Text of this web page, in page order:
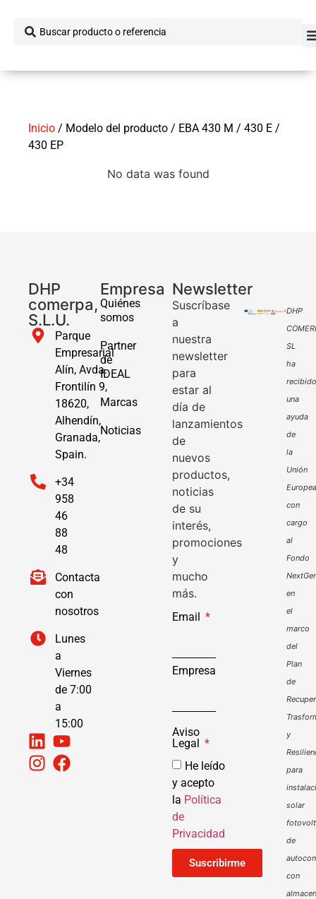
Inicio / Modelo del producto / EBA 430 M / 430 E /
430 EP
No data was found
DHP
comerpa,
S.L.U.
Parque
Empresarial
Alín, Avda.
Frontilín 9,
18620,
Alhendín,
Granada,
Spain.
+34
958
46
88
48
Contacta
con
nosotros
Lunes
a
Viernes
de 7:00
a
15:00
Empresa
Quiénes
somos
Partner
de
IDEAL
Marcas
Noticias
Newsletter
Suscríbase
a
nuestra
newsletter
para
estar al
día de
lanzamientos
de
nuevos
productos,
noticias
de su
interés,
promociones
y
mucho
más.
Email
Empresa
Aviso
Legal
He leído
y acepto
la Política
de
Privacidad
Suscribirme
DHP
SL
ha
recibido
una
ayuda
de
la
Unión
Europea
con
cargo
al
Fondo
en
el
marco
del
Plan
de
y
para
solar
de
con